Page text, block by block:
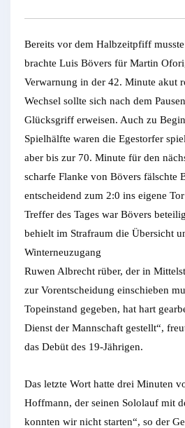
Bereits vor dem Halbzeitpfiff
brachte Luis Bövers für Martin
Verwarnung in der 42. Minute akut
Wechsel sollte sich nach dem
Glücksgriff erweisen. Auch zu
Spielhälfte waren die Egestorfer
aber bis zur 70. Minute für den
scharfe Flanke von Bövers fälschte
entscheidend zum 2:0 ins eigene
Treffer des Tages war Bövers
behielt im Strafraum die Übersicht
Winterneuzugang
Ruwen Albrecht rüber, der in
zur Vorentscheidung einschieben
Topeinstand gegeben, hat hart
Dienst der Mannschaft gestellt“,
das Debüt des 19-Jährigen.
Das letzte Wort hatte drei Minuten
Hoffmann, der seinen Sololauf mit
konnten wir nicht starten“, so der